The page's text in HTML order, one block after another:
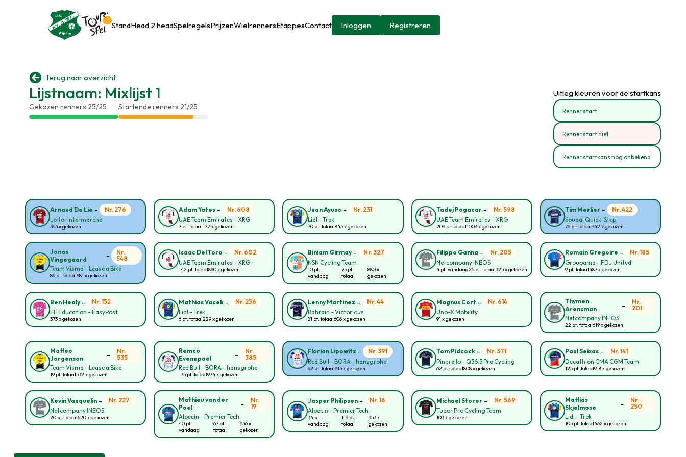
StandHead 2 headSpelregelsPrijzenWielrennersEtappesContact Inloggen Registreren
 Terug naar overzicht
Lijstnaam: Mixlijst 1
Gekozen renners 25/25 Startende renners 21/25
Uitleg kleuren voor de startkans
Renner start
Renner start niet
Renner startkans nog onbekend
Arnaud De Lie -
Nr. 276
Lotto-Intermarche
393 x gekozen
Adam Yates -
Nr. 608
UAE Team Emirates - XRG
7 pt. totaal172 x gekozen
Juan Ayuso -
Nr. 231
Lidl - Trek
70 pt. totaal843 x gekozen
Tadej Pogacar-
Nr. 598
UAE Team Emirates - XRG
209 pt. totaal1003 x gekozen
Tim Merlier-
Nr. 422
Soudal Quick-Step
76 pt. totaal942 x gekozen
Jonas
Vingegaard
-
Nr.
548
Team Visma - Lease a Bike
86 pt. totaal981 x gekozen
Isaac Del Toro -
Nr. 602
UAE Team Emirates - XRG
142 pt. totaal890 x gekozen
Biniam Girmay-
Nr. 327
NSN Cycling Team
10 pt.
vandaag
75 pt.
totaal
880 x
gekozen
Filippo Ganna -
Nr. 205
Netcompany INEOS
4 pt. vandaag25 pt. totaal325 x gekozen
Romain Gregoire -
Nr. 185
Groupama - FDJ United
9 pt. totaal487 x gekozen
Ben Healy -
Nr. 152
EF Education - EasyPost
573 x gekozen
Mathias Vacek -
Nr. 256
Lidl - Trek
6 pt. totaal229 x gekozen
Lenny Martinez -
Nr. 44
Bahrain - Victorious
81 pt. totaal606 x gekozen
Magnus Cort -
Nr. 614
Uno-X Mobility
91 x gekozen
Thymen
Arensman
-
Nr.
201
Netcompany INEOS
22 pt. totaal619 x gekozen
Matteo
Jorgenson
-
Nr.
535
Team Visma - Lease a Bike
19 pt. totaal532 x gekozen
Remco
Evenepoel
-
Nr.
385
Red Bull - BORA - hansgrohe
175 pt. totaal974 x gekozen
Florian Lipowitz -
Nr. 391
Red Bull - BORA - hansgrohe
62 pt. totaal913 x gekozen
Tom Pidcock-
Nr. 371
Pinarello - Q36.5 Pro Cycling
62 pt. totaal808 x gekozen
Paul Seixas-
Nr. 141
Decathlon CMA CGM Team
125 pt. totaal918 x gekozen
Kevin Vauquelin -
Nr. 227
Netcompany INEOS
20 pt. totaal520 x gekozen
Mathieu van der
Poel
-
Nr.
19
Alpecin - Premier Tech
40 pt.
vandaag
67 pt.
totaal
936 x
gekozen
Jasper Philipsen-
Nr. 16
Alpecin - Premier Tech
34 pt.
vandaag
119 pt.
totaal
953 x
gekozen
Michael Storer-
Nr. 569
Tudor Pro Cycling Team
103 x gekozen
Mattias
Skjelmose
-
Nr.
250
Lidl - Trek
105 pt. totaal462 x gekozen